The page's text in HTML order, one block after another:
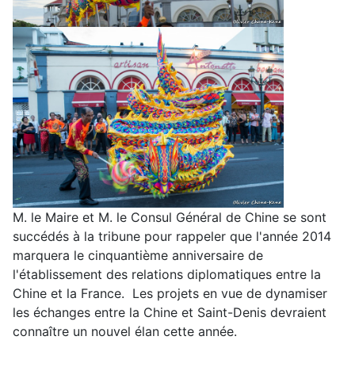
M. le Maire et M. le Consul Général de Chine se sont
succédés à la tribune pour rappeler que l'année 2014
marquera le cinquantième anniversaire de
l'établissement des relations diplomatiques entre la
Chine et la France. Les projets en vue de dynamiser
les échanges entre la Chine et Saint-Denis devraient
connaître un nouvel élan cette année.